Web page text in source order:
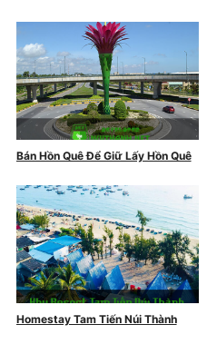
Bán Hồn Quê Để Giữ Lấy Hồn Quê
Homestay Tam Tiến Núi Thành